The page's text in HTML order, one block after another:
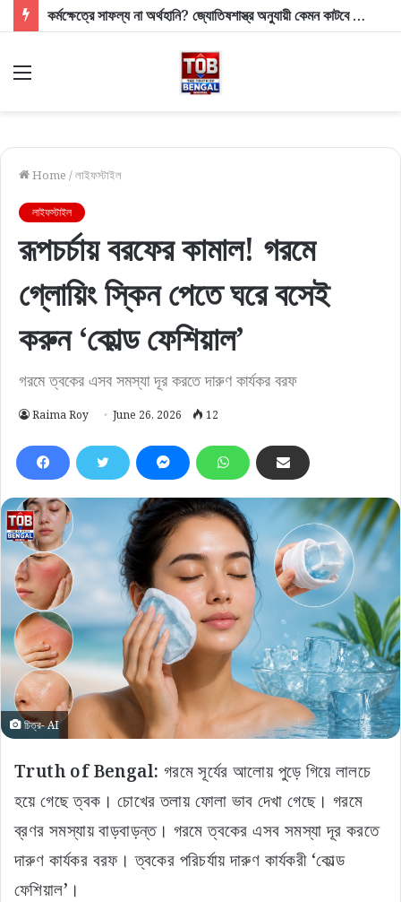
কর্মক্ষেত্রে সাফল্য না অর্থহানি? জ্যোতিষশাস্ত্র অনুযায়ী কেমন কাটবে আপনার দিনটি?
Menu
Home /লাইফস্টাইল
লাইফস্টাইল
রূপচর্চায় বরফের কামাল! গরমে
গ্লোয়িং স্কিন পেতে ঘরে বসেই
করুন ‘কোল্ড ফেশিয়াল’
গরমে ত্বকের এসব সমস্যা দূর করতে দারুণ কার্যকর বরফ
Raima Roy June 26, 2026 12
চিত্র- AI
Truth of Bengal: গরমে সূর্যের আলোয় পুড়ে গিয়ে লালচে
হয়ে গেছে ত্বক। চোখের তলায় ফোলা ভাব দেখা গেছে। গরমে
ব্রণর সমস্যায় বাড়বাড়ন্ত। গরমে ত্বকের এসব সমস্যা দূর করতে
দারুণ কার্যকর বরফ। ত্বকের পরিচর্যায় দারুণ কার্যকরী ‘কোল্ড
ফেশিয়াল’।